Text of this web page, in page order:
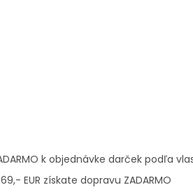
k objednávke darček podľa
EUR získate dopravu ZADARMO